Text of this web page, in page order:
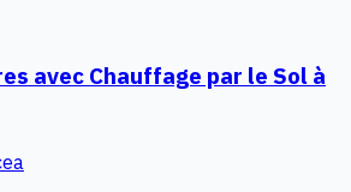
avec Chauffage par le Sol à